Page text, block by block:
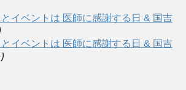
イベントは 医師に感謝する日 & 国吉
イベントは 医師に感謝する日 & 国吉